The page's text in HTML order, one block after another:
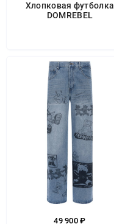
Хлопковая футболка
DOMREBEL
49 900 ₽